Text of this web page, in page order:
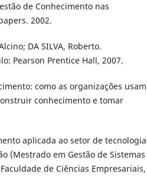
de Conhecimento nas
2002.
DA SILVA, Roberto.
Pearson Prentice Hall, 2007.
como as organizações usam
conhecimento e tomar
aplicada ao setor de tecnologia
(Mestrado em Gestão de Sistemas
de Ciências Empresariais,